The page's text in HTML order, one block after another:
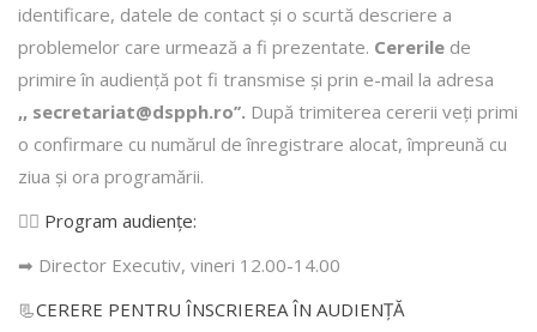
identificare, datele de contact şi o scurtă descriere a
problemelor care urmează a fi prezentate. Cererile de
primire în audienţă pot fi transmise şi prin e-mail la adresa
,, secretariat@dspph.ro’’. După trimiterea cererii veţi primi
o confirmare cu numărul de înregistrare alocat, împreună cu
ziua şi ora programării.
👩‍⚕️ Program audiențe:
➡ Director Executiv, vineri 12.00-14.00
📃CERERE PENTRU ÎNSCRIEREA ÎN AUDIENŢĂ